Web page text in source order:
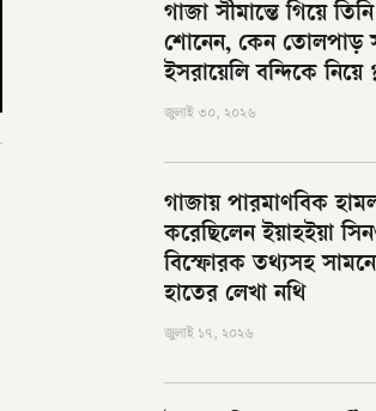
গাজা সীমান্তে গিয়ে
শোনেন, কেন তোলপাড়
ইসরায়েলি বন্দিকে নিয়ে
জুলাই ৩০, ২০২৬
গাজায় পারমাণবিক
করেছিলেন ইয়াহইয়া
বিস্ফোরক তথ্যসহ
হাতের লেখা নথি
জুলাই ১৭, ২০২৬